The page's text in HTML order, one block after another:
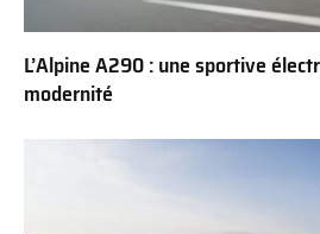
L’Alpine A290 : une sportive
modernité